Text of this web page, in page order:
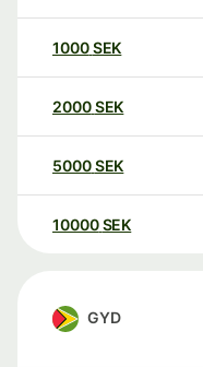
1000SEK
2000SEK
5000SEK
10000 SEK
GYD